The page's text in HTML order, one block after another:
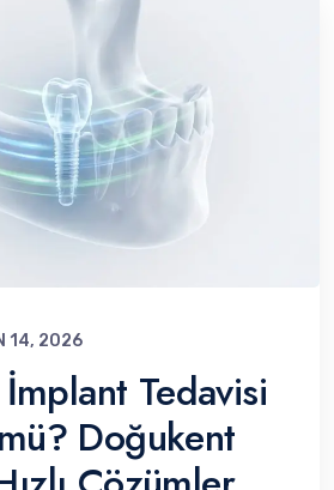
14, 2026
Tedavisi
Doğukent